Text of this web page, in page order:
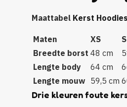
Maattabel Kerst Hoodies
Maten XS S
Breedte borst 48 cm
Lengte body
64 cm
Lengte mouw 59,5 cm
Drie kleuren foute